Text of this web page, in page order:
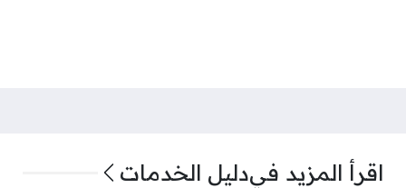
اقرأ المزيد فيدليل الخدمات